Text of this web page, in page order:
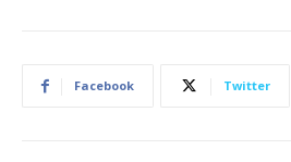
Facebook Twitter